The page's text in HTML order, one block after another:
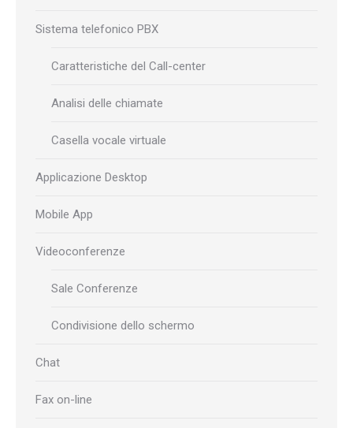
Sistema telefonico PBX
Caratteristiche del Call-center
Analisi delle chiamate
Casella vocale virtuale
Applicazione Desktop
Mobile App
Videoconferenze
Sale Conferenze
Condivisione dello schermo
Chat
Fax on-line